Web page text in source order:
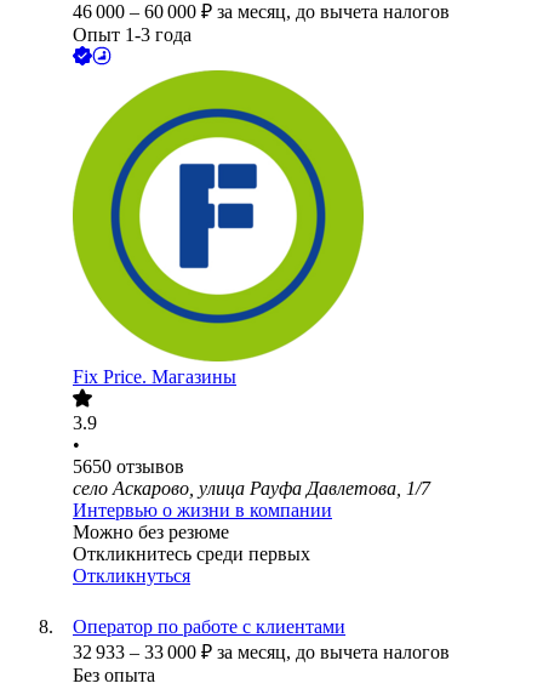
46 000 – 60 000 ₽ за месяц, до вычета налогов
Опыт 1-3 года
Fix Price. Магазины
3.9
•
5650 отзывов
село Аскарово, улица Рауфа Давлетова, 1/7
Интервью о жизни в компании
Можно без резюме
Откликнитесь среди первых
Откликнуться
Оператор по работе с клиентами
32 933 – 33 000 ₽ за месяц, до вычета налогов
Без опыта